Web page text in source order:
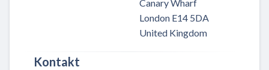
Canary Wharf
London E14 5DA
United Kingdom
Kontakt